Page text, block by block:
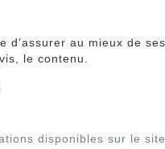
d’assurer au mieux
le contenu.
disponibles sur le site,